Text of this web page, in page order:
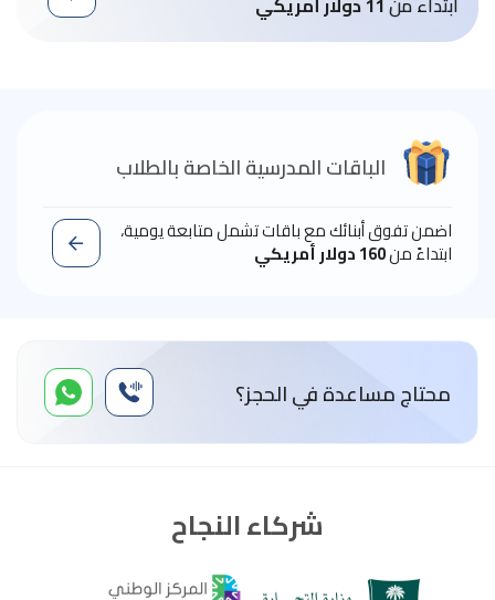
الباقات المدرسية الخاصة بالطلاب
اضمن تفوق أبنائك مع باقات تشمل متابعة يومية،
ابتداءً من160 دولار أمريكي
محتاج مساعدة في الحجز؟
شركاء النجاح